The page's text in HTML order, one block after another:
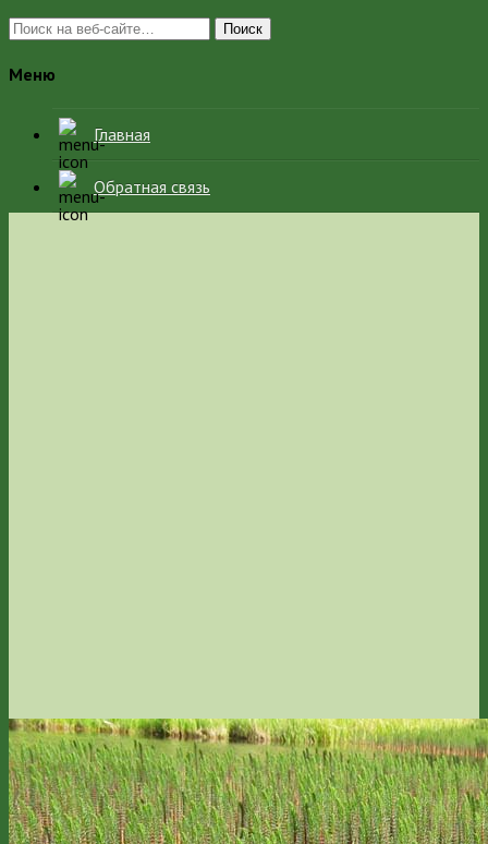
Поиск
Меню
Главная
Обратная связь